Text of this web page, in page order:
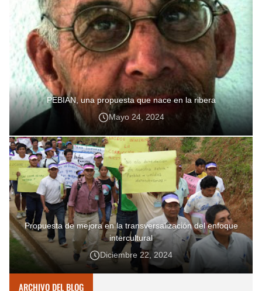
PEBIAN, una propuesta que nace en la ribera
Mayo 24, 2024
Propuesta de mejora en la transversalización del enfoque
intercultural
Diciembre 22, 2024
ARCHIVO DEL BLOG